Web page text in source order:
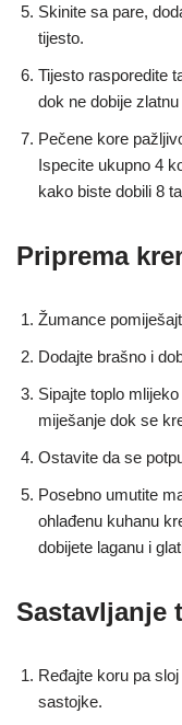
Skinite sa pare,
tijesto.
Tijesto rasporedite
dok ne dobije zlatnu
Pečene kore
Ispecite ukupno 4
kako biste dobili 8
Priprema
Žumance
Dodajte brašno i
Sipajte toplo
miješanje dok se
Ostavite da se
Posebno umutite
ohlađenu kuhanu
dobijete laganu i
Sastavljanje
Ređajte koru pa
sastojke.